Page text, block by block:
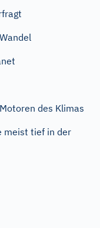
des Klimas
meist tief in der